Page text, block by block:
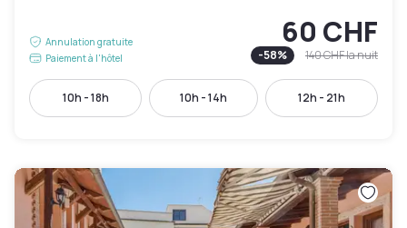
Annulation gratuite
Paiement à l'hôtel
60 CHF
-58% 140 CHFla nuit
10h - 18h 10h - 14h 12h - 21h